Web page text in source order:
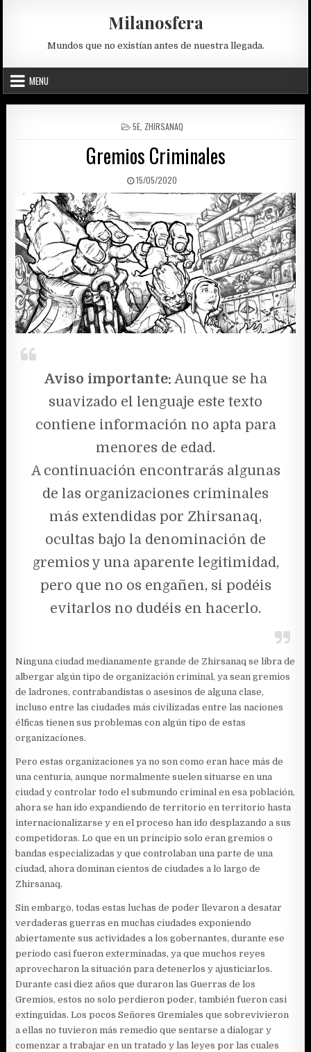
Milanosfera
Mundos que no existían antes de nuestra llegada.
MENU
POSTED
IN
5E, ZHIRSANAQ
Gremios Criminales
PUBLISHED
DATE:
15/05/2020
Aviso importante: Aunque se ha
suavizado el lenguaje este texto
contiene información no apta para
menores de edad.
A continuación encontrarás algunas
de las organizaciones criminales
más extendidas por Zhirsanaq,
ocultas bajo la denominación de
gremios y una aparente legitimidad,
pero que no os engañen, si podéis
evitarlos no dudéis en hacerlo.
Ninguna ciudad medianamente grande de Zhirsanaq se libra de
albergar algún tipo de organización criminal, ya sean gremios
de ladrones, contrabandistas o asesinos de alguna clase,
incluso entre las ciudades más civilizadas entre las naciones
élficas tienen sus problemas con algún tipo de estas
organizaciones.
Pero estas organizaciones ya no son como eran hace más de
una centuria, aunque normalmente suelen situarse en una
ciudad y controlar todo el submundo criminal en esa población,
ahora se han ido expandiendo de territorio en territorio hasta
internacionalizarse y en el proceso han ido desplazando a sus
competidoras. Lo que en un principio solo eran gremios o
bandas especializadas y que controlaban una parte de una
ciudad, ahora dominan cientos de ciudades a lo largo de
Zhirsanaq.
Sin embargo, todas estas luchas de poder llevaron a desatar
verdaderas guerras en muchas ciudades exponiendo
abiertamente sus actividades a los gobernantes, durante ese
periodo casi fueron exterminadas, ya que muchos reyes
aprovecharon la situación para detenerlos y ajusticiarlos.
Durante casi diez años que duraron las Guerras de los
Gremios, estos no solo perdieron poder, también fueron casi
extinguidas. Los pocos Señores Gremiales que sobrevivieron
a ellas no tuvieron más remedio que sentarse a dialogar y
comenzar a trabajar en un tratado y las leyes por las cuales